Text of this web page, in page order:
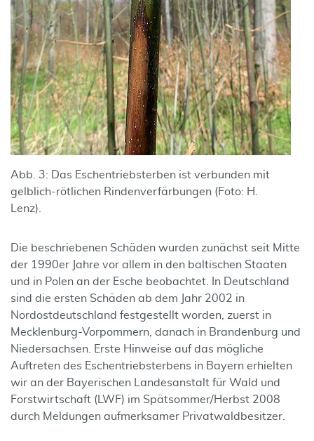
Abb. 3: Das Eschentriebsterben ist verbunden mit
gelblich-rötlichen Rindenverfärbungen (Foto: H.
Lenz).
Die beschriebenen Schäden wurden zunächst seit Mitte
der 1990er Jahre vor allem in den baltischen Staaten
und in Polen an der Esche beobachtet. In Deutschland
sind die ersten Schäden ab dem Jahr 2002 in
Nordostdeutschland festgestellt worden, zuerst in
Mecklenburg-Vorpommern, danach in Brandenburg und
Niedersachsen. Erste Hinweise auf das mögliche
Auftreten des Eschentriebsterbens in Bayern erhielten
wir an der Bayerischen Landesanstalt für Wald und
Forstwirtschaft (LWF) im Spätsommer/Herbst 2008
durch Meldungen aufmerksamer Privatwaldbesitzer.